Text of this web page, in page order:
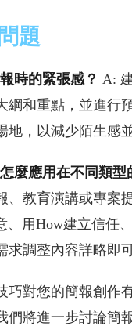
題
時的緊張感？ A:
綱和重點，並進行
地，以減少陌生感
麼應用在不同類型
、教育演講或專案
、用How建立信任
求調整內容詳略即可
巧對您的簡報創作
們將進一步討論簡